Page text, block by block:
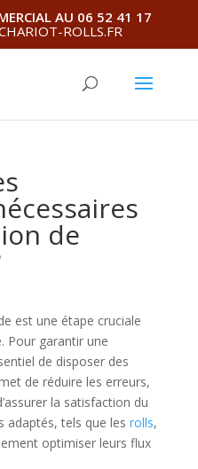
AU 06 52 41 17
ROLLS.FR
de
est une étape cruciale
Pour garantir une
de disposer des
de réduire les erreurs,
la satisfaction du
adaptés, tels que les rolls,
optimiser leurs flux